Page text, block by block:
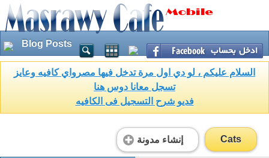
Blog Posts
السلام عليكم ، لو دي اول مرة تدخل فيها مصرواي كافيه وعايز
تسجل معانا دوس هنا
فديو شرح التسجيل فى الكافيه
إنشاء مدونة Cats